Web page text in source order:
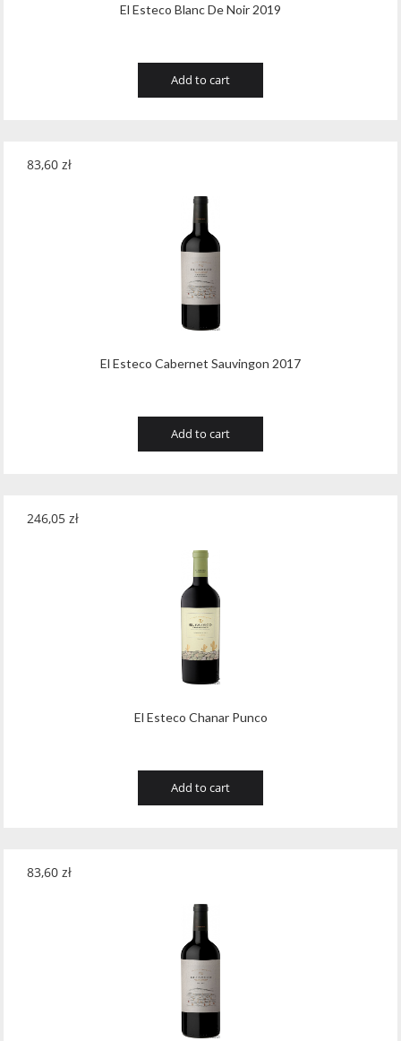
El Esteco Blanc De Noir 2019
Add to cart
El Esteco Cabernet Sauvingon 2017
83,60 zł
Add to cart
El Esteco Chanar Punco
246,05 zł
Add to cart
83,60 zł